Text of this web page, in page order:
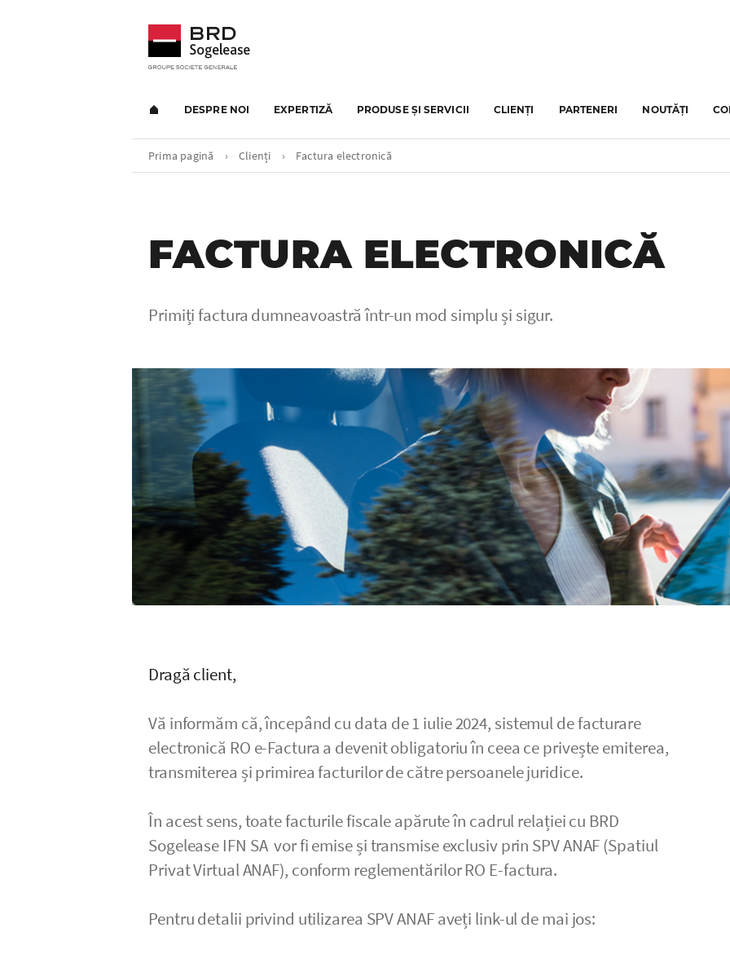
DESPRE NOI EXPERTIZĂ PRODUSE ȘI SERVICII CLIENȚI PARTENERI NOUTĂȚI
Prima pagină › Clienți › Factura electronică
FACTURA ELECTRONICĂ
Primiți factura dumneavoastră într-un mod simplu și sigur.
Dragă client,
Vă informăm că, începând cu data de 1 iulie 2024, sistemul de facturare
electronică RO e-Factura a devenit obligatoriu în ceea ce privește emiterea,
transmiterea și primirea facturilor de către persoanele juridice.
În acest sens, toate facturile fiscale apărute în cadrul relației cu BRD
Sogelease IFN SA vor fi emise și transmise exclusiv prin SPV ANAF (Spatiul
Privat Virtual ANAF), conform reglementărilor RO E-factura.
Pentru detalii privind utilizarea SPV ANAF aveți link-ul de mai jos: